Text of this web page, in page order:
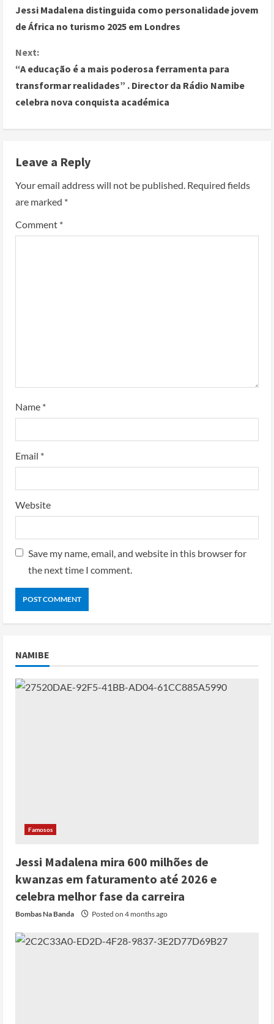
Jessi Madalena distinguida como personalidade jovem
de África no turismo 2025 em Londres
Next:
“A educação é a mais poderosa ferramenta para
transformar realidades” . Director da Rádio Namibe
celebra nova conquista académica
Leave a Reply
Your email address will not be published. Required fields
are marked *
Comment *
Name *
Email *
Website
Save my name, email, and website in this browser for
the next time I comment.
NAMIBE
Famosos
Jessi Madalena mira 600 milhões de
kwanzas em faturamento até 2026 e
celebra melhor fase da carreira
Bombas Na Banda Posted on 4 months ago